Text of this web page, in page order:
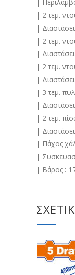
|
| 2 τεμ.
|
| 2 τεμ.
|
| 2 τεμ.
|
| 3 τεμ.
|
| 2 τεμ.
|
| Πάχος
|
| Βάρος :